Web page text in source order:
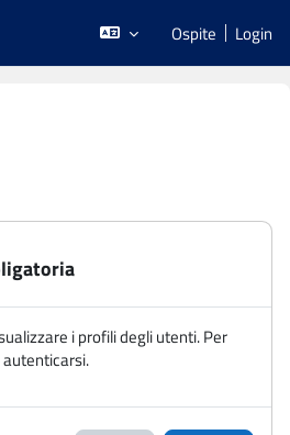
Ospite Login
i profili degli utenti. Per